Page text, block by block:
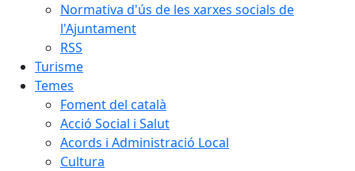
Normativa d'ús de les xarxes socials de
l'Ajuntament
RSS
Turisme
Temes
Foment del català
Acció Social i Salut
Acords i Administració Local
Cultura